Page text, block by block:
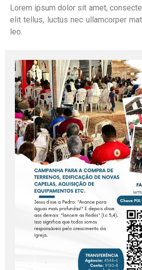
Lorem ipsum dolor sit amet,
elit tellus, luctus nec ullamcorper
leo.